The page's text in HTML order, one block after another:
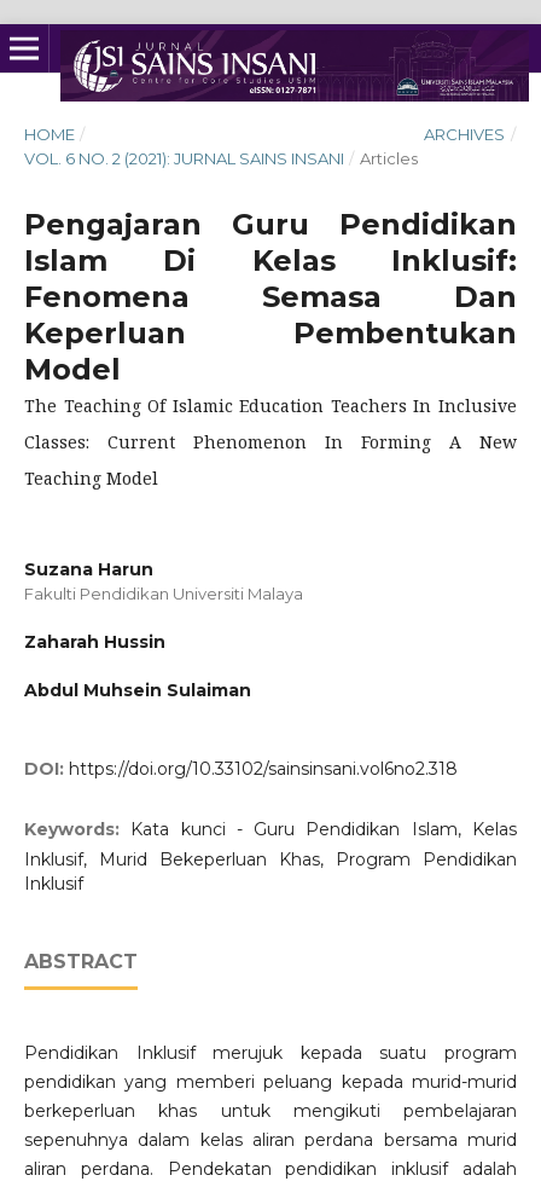
HOME / ARCHIVES /
VOL. 6 NO. 2 (2021): JURNAL SAINS INSANI / Articles
Pengajaran Guru Pendidikan
Islam Di Kelas Inklusif:
Fenomena Semasa Dan
Keperluan Pembentukan
Model
The Teaching Of Islamic Education Teachers In Inclusive
Classes: Current Phenomenon In Forming A New
Teaching Model
Suzana Harun
Fakulti Pendidikan Universiti Malaya
Zaharah Hussin
Abdul Muhsein Sulaiman
DOI: https://doi.org/10.33102/sainsinsani.vol6no2.318
Keywords: Kata kunci - Guru Pendidikan Islam, Kelas
Inklusif, Murid Bekeperluan Khas, Program Pendidikan
Inklusif
ABSTRACT
Pendidikan Inklusif merujuk kepada suatu program
pendidikan yang memberi peluang kepada murid-murid
berkeperluan khas untuk mengikuti pembelajaran
sepenuhnya dalam kelas aliran perdana bersama murid
aliran perdana. Pendekatan pendidikan inklusif adalah